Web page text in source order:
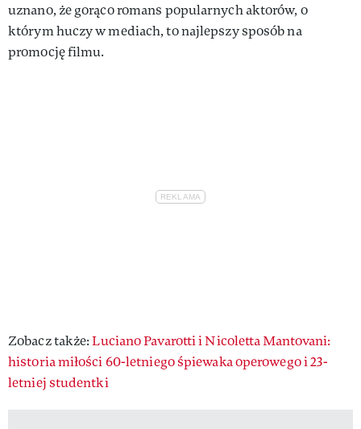
uznano, że gorąco romans popularnych aktorów, o
którym huczy w mediach, to najlepszy sposób na
promocję filmu.
Zobacz także:Luciano Pavarotti i Nicoletta Mantovani:
historia miłości 60-letniego śpiewaka operowego i 23-
letniej studentki